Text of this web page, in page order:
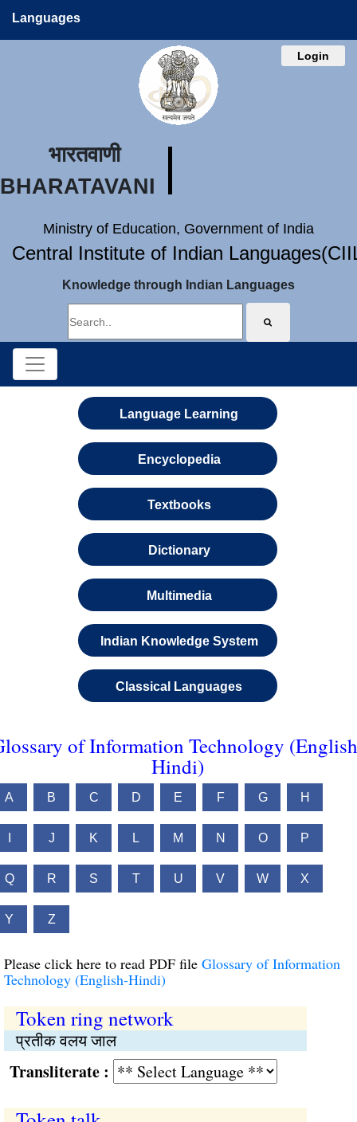
Languages
Login
भारतवाणी
BHARATAVANI
Ministry of Education, Government of India
Central Institute of Indian
Knowledge through Indian Languages
Language Learning
Encyclopedia
Textbooks
Dictionary
Multimedia
Indian Knowledge System
Classical Languages
of Information Technology
Hindi)
A B C D E F G H
J K L M N O P
Q R S T U V W X
Y Z
Please click here to read PDF file Glossary of Information
Technology (English-Hindi)
Token ring network
प्रतीक वलय जाल
: